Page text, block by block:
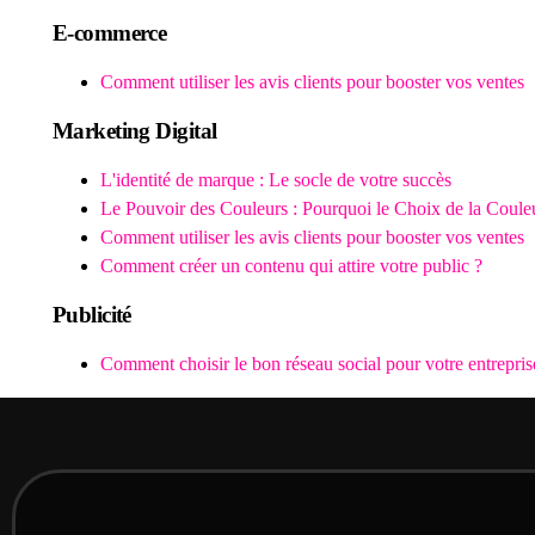
E-commerce
Comment utiliser les avis clients pour booster vos ventes
Marketing Digital
L'identité de marque : Le socle de votre succès
Le Pouvoir des Couleurs : Pourquoi le Choix de la
Comment utiliser les avis clients pour booster vos ventes
Comment créer un contenu qui attire votre public ?
Publicité
Comment choisir le bon réseau social pour votre